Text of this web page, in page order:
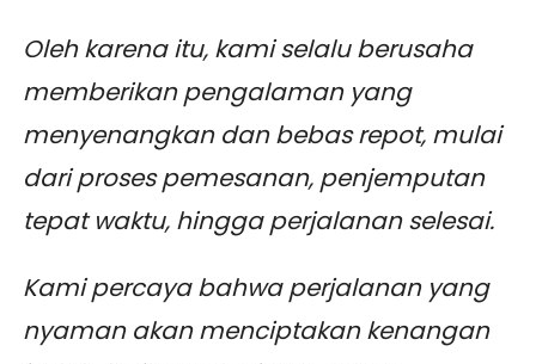
Oleh karena itu, kami selalu berusaha
memberikan pengalaman yang
menyenangkan dan bebas repot, mulai
dari proses pemesanan, penjemputan
tepat waktu, hingga perjalanan selesai.
Kami percaya bahwa perjalanan yang
nyaman akan menciptakan kenangan